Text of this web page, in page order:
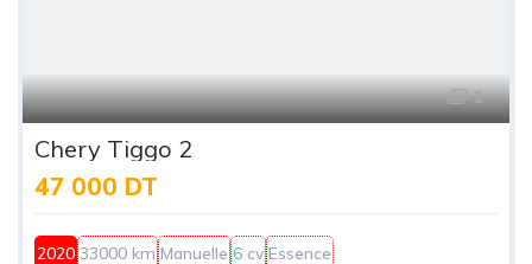
1
Chery Tiggo 2
47 000 DT
2020 33000 km Manuelle 6 cv Essence